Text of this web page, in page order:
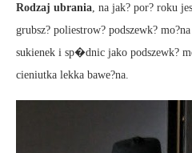
Rodzaj ubrania , na jak? por? roku
grubsz? poliestrow? podszewk?
sukienek i sp�dnic jako podszewk?
cieniutka lekka bawe?na.